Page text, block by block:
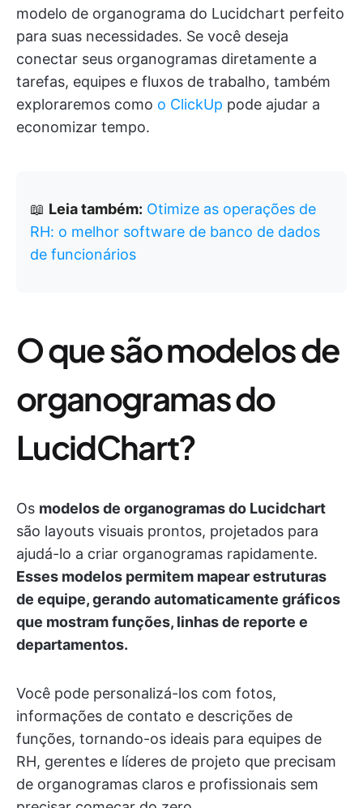
modelo de organograma do Lucidchart perfeito
para suas necessidades. Se você deseja
conectar seus organogramas diretamente a
tarefas, equipes e fluxos de trabalho, também
exploraremos como o ClickUp pode ajudar a
economizar tempo.
📖 Leia também: Otimize as operações de
RH: o melhor software de banco de dados
de funcionários
O que são modelos de
organogramas do
LucidChart?
Os modelos de organogramas do Lucidchart
são layouts visuais prontos, projetados para
ajudá-lo a criar organogramas rapidamente.
Esses modelos permitem mapear estruturas
de equipe, gerando automaticamente gráficos
que mostram funções, linhas de reporte e
departamentos.
Você pode personalizá-los com fotos,
informações de contato e descrições de
funções, tornando-os ideais para equipes de
RH, gerentes e líderes de projeto que precisam
de organogramas claros e profissionais sem